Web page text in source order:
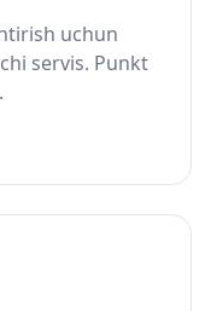
uchun
servis. Punkt